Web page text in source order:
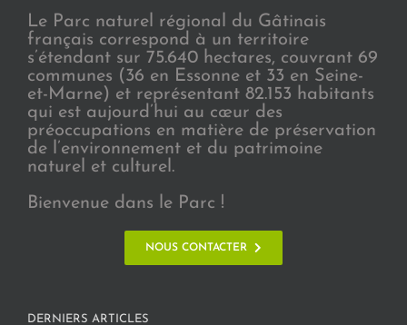
Le Parc naturel régional du Gâtinais
français correspond à un territoire
s’étendant sur 75.640 hectares, couvrant 69
communes (36 en Essonne et 33 en Seine-
et-Marne) et représentant 82.153 habitants
qui est aujourd’hui au cœur des
préoccupations en matière de préservation
de l’environnement et du patrimoine
naturel et culturel.
Bienvenue dans le Parc !
NOUS CONTACTER
DERNIERS ARTICLES